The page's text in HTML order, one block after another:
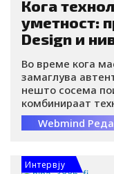
Кога
уметност:
Design и
Во време кога
замаглува
нешто сосема
комбинираат
Webmind
Интервју